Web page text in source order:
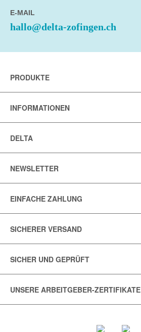
E-MAIL
hallo@delta-zofingen.ch
PRODUKTE
INFORMATIONEN
DELTA
NEWSLETTER
EINFACHE ZAHLUNG
SICHERER VERSAND
SICHER UND GEPRÜFT
UNSERE ARBEITGEBER-ZERTIFIKATE